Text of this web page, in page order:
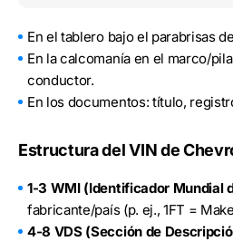
En el tablero bajo el parabrisas
En la calcomanía en el marco/
conductor.
En los documentos: título,
Estructura del VIN de
1-3 WMI (Identificador Mundial
fabricante/país (p. ej., 1FT =
4-8 VDS (Sección de